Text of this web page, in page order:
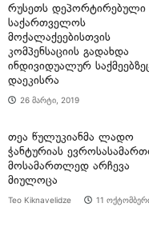
რუსეთს დეპორტირებული
საქართველოს
მოქალაქეებისთვის
კომპენსაციის გადახდა
ინდივიდუალურ
დაეკისრა
26 მარტი, 2019
თეა წულუკიანმა ლადო
ჭანტურიას
მოსამართლედ არჩევა
მიულოცა
Teo Kiknavelidze 11